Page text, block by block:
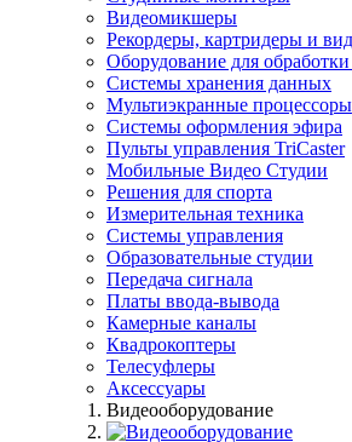
Видеомикшеры
Рекордеры, картридеры и
Оборудование для
Системы хранения данных
Мультиэкранные процессоры
Системы оформления эфира
Пульты управления TriCaster
Мобильные Видео Студии
Решения для спорта
Измерительная техника
Системы управления
Образовательные студии
Передача сигнала
Платы ввода-вывода
Камерные каналы
Квадрокоптеры
Телесуфлеры
Аксессуары
Видеооборудование